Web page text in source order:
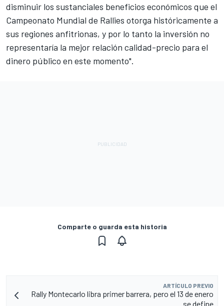
disminuir los sustanciales beneficios económicos que el
Campeonato Mundial de Rallies otorga históricamente a
sus regiones anfitrionas, y por lo tanto la inversión no
representaría la mejor relación calidad-precio para el
dinero público en este momento".
Comparte o guarda esta historia
ARTÍCULO PREVIO
Rally Montecarlo libra primer barrera, pero el 13 de enero
se define